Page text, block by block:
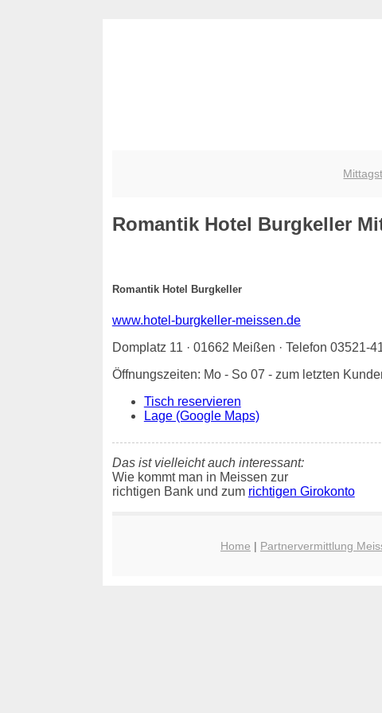
Romantik Hotel Burgkeller
Romantik Hotel Burgkeller
www.hotel-burgkeller-meissen.de
Domplatz 11 · 01662 Meißen · Telefon 03521-
Öffnungszeiten: Mo - So 07 - zum letzten
Tisch reservieren
Lage (Google Maps)
Das ist vielleicht auch interessant:
Wie kommt man in Meissen zur
richtigen Bank und zum richtigen Girokonto
Home | Partnervermittlung